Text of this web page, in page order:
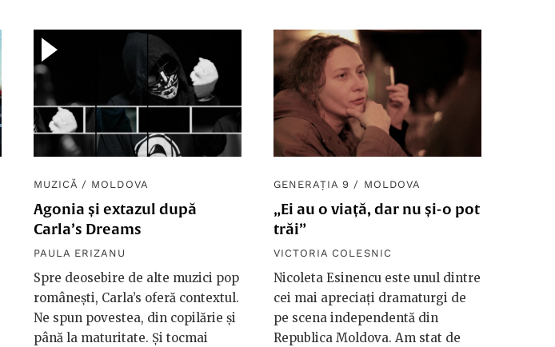
MUZICĂ / MOLDOVA
Agonia și extazul după
Carla’s Dreams
PAULA ERIZANU
Spre deosebire de alte muzici pop
românești, Carla’s oferă contextul.
Ne spun povestea, din copilărie și
până la maturitate. Și tocmai
GENERAȚIA 9 / MOLDOVA
„Ei au o viață, dar nu și-o pot
trăi”
VICTORIA COLESNIC
Nicoleta Esinencu este unul dintre
cei mai apreciați dramaturgi de
pe scena independentă din
Republica Moldova. Am stat de